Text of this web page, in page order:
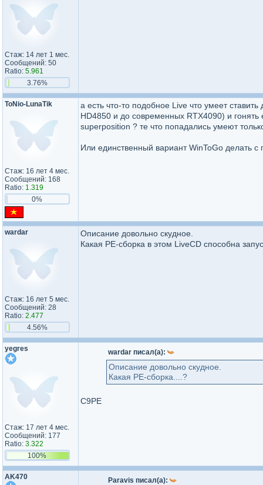
Стаж: 14 лет 1 мес.
Сообщений: 50
Ratio: 5.961
3.76%
ToNio-LunaTik
Стаж: 16 лет 4 мес.
Сообщений: 168
Ratio: 1.319
0%
а есть что-то подобное Live что умеет
HD4850 и до современных RTX4090) и
superposition ? те что попадались умеют
Или единственный вариант WinToGo делать
wardar
Стаж: 16 лет 5 мес.
Сообщений: 28
Ratio: 2.477
4.56%
Описание довольно скудное.
Какая PE-сборка в этом LiveCD способна
yegres
Стаж: 17 лет 4 мес.
Сообщений: 177
Ratio: 3.322
100%
wardar писал(а):
Описание довольно скудное.
Какая PE-сборка....?
C9PE
AK470 Paravis писал(а):